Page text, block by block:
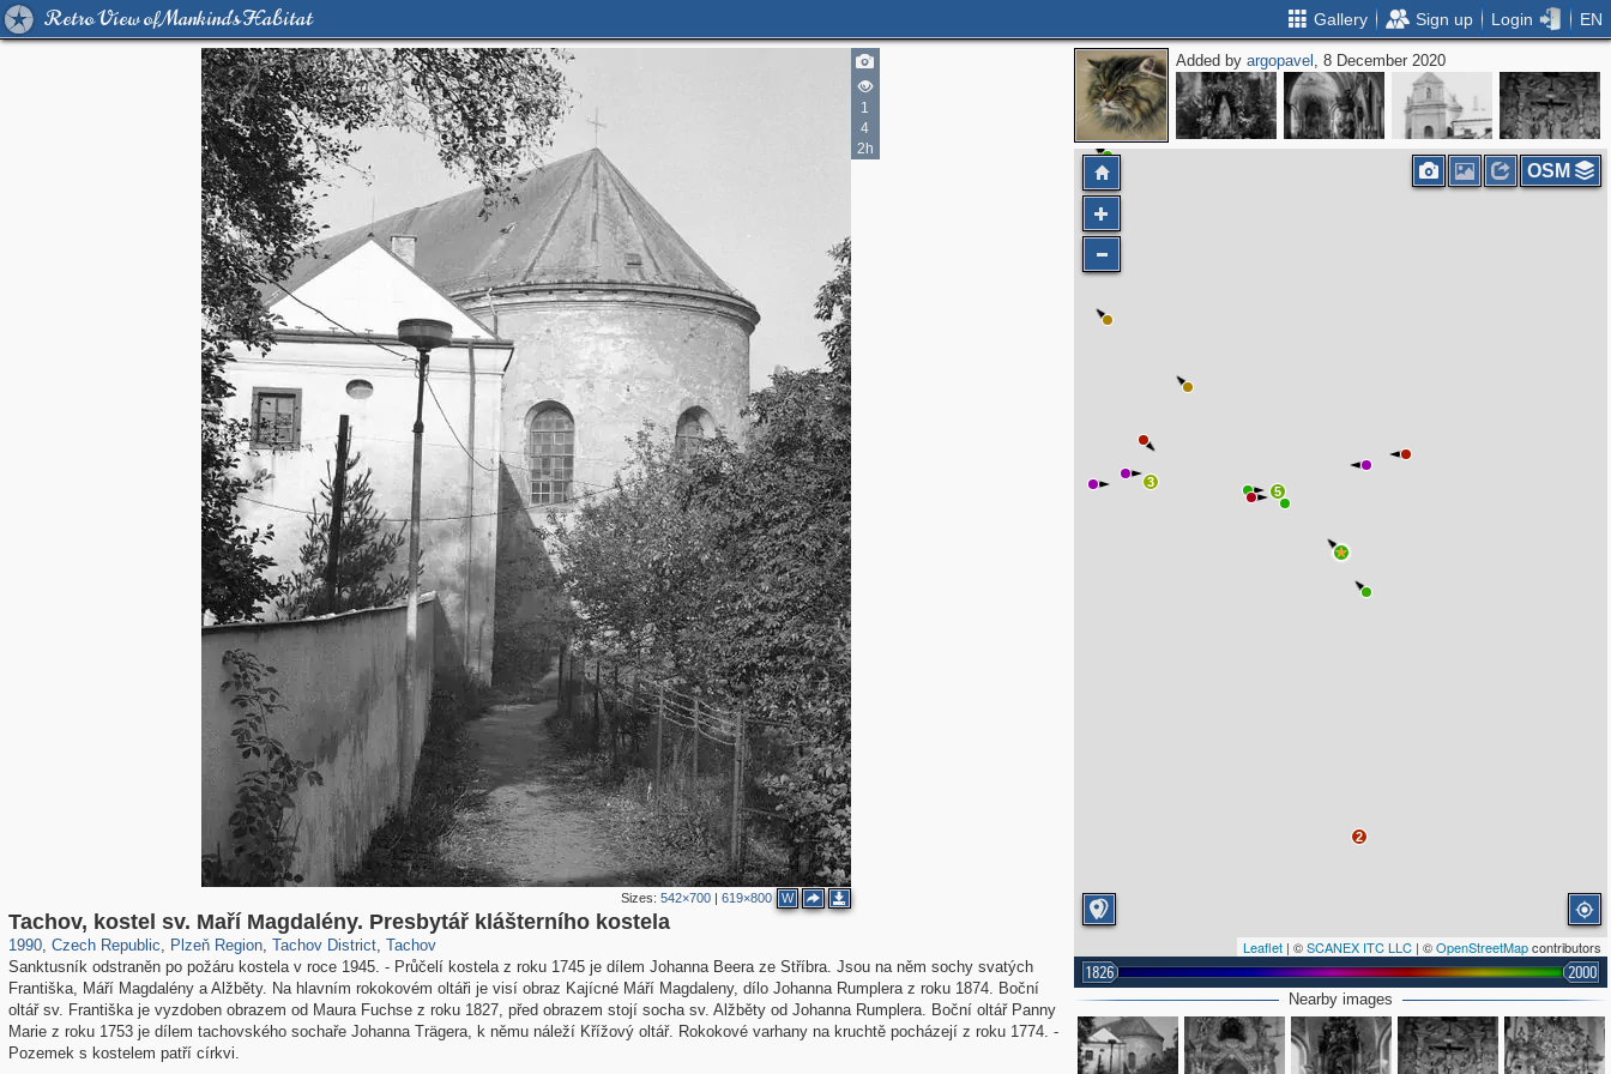
Retro View of Mankind's Habitat Gallery Sign up Login EN
1
4
2h
Sizes: 542×700| 619×800 W
Tachov, kostel sv. Maří Magdalény. Рresbytář klášterního kostela
1990, Czech Republic
40,138 387
, Plzeň Region
2,294 6
, Tachov District
417 1
, Tachov
101 1
Sanktusník odstraněn po požáru kostela v roce 1945. - Průčelí kostela z roku 1745 je dílem Johanna Beera ze Stříbra. Jsou na něm sochy svatých
Františka, Máří Magdalény a Alžběty. Na hlavním rokokovém oltáři je visí obraz Kajícné Máří Magdaleny, dílo Johanna Rumplera z roku 1874. Boční
oltář sv. Františka je vyzdoben obrazem od Maura Fuchse z roku 1827, před obrazem stojí socha sv. Alžběty od Johanna Rumplera. Boční oltář Panny
Marie z roku 1753 je dílem tachovského sochaře Johanna Trägera, k němu náleží Křížový oltář. Rokokové varhany na kruchtě pocházejí z roku 1774. -
Pozemek s kostelem patří církvi.
Added byargopavel , 8 December 2020
3
3
5
2
3
Leaflet | ©SCANEX ITC LLC | ©OpenStreetMapcontributors
1826 2000
OSM
Nearby images